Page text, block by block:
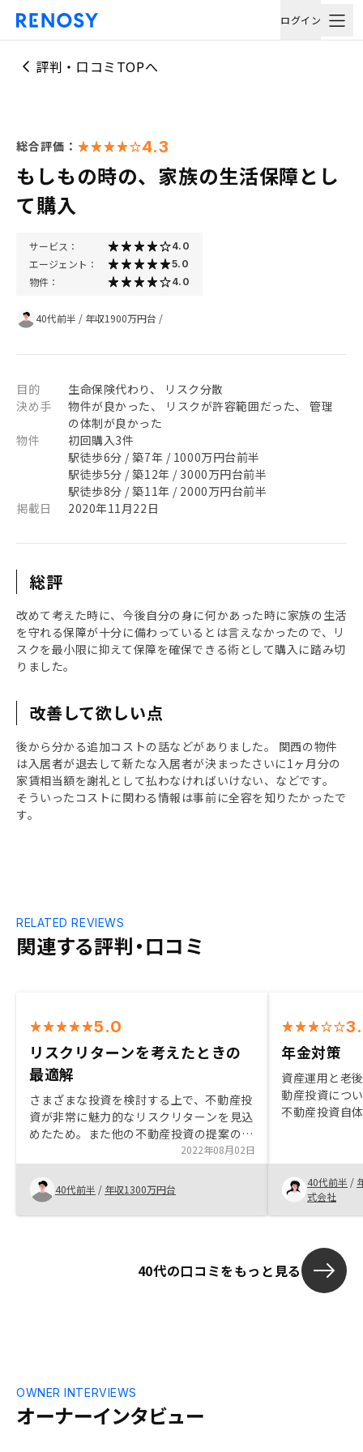
ログイン
評判・口コミTOPへ
総合評価： 4.3
もしもの時の、家族の生活保障とし
て購入
サービス： 4.0
エージェント： 5.0
物件： 4.0
40代前半 / 年収1900万円台 /
目的
生命保険代わり、 リスク分散
決め手
物件が良かった、 リスクが許容範囲だった、 管理
の体制が良かった
物件
初回購入3件
駅徒歩6分 / 築7年 / 1000万円台前半
駅徒歩5分 / 築12年 / 3000万円台前半
駅徒歩8分 / 築11年 / 2000万円台前半
掲載日
2020年11月22日
総評
改めて考えた時に、今後自分の身に何かあった時に家族の生活
を守れる保障が十分に備わっているとは言えなかったので、リ
スクを最小限に抑えて保障を確保できる術として購入に踏み切
りました。
改善して欲しい点
後から分かる追加コストの話などがありました。 関西の物件
は入居者が退去して新たな入居者が決まったさいに1ヶ月分の
家賃相当額を謝礼として払わなければいけない、などです。
そういったコストに関わる情報は事前に全容を知りたかったで
す。
関連する評判・口コミ
RELATED REVIEWS
5.0
リスクリターンを考えたときの
最適解
さまざまな投資を検討する上で、不動産投
資が非常に魅力的なリスクリターンを見込
めたため。また他の不動産投資の提案の中
でRenosyさんが最も競争力の高い物件を
ご提案いただいたので、すぐに物件を購入
する判断にいたった。
2022年08月02日
40代前半 / 年収1300万円台
年金対策
資産運用と老
動産投資につ
不動産投資自
た。他社と比
気通貫してで
め購入を決め
40代前半 /
式会社
40代の口コミをもっと見る
オーナーインタビュー
OWNER INTERVIEWS